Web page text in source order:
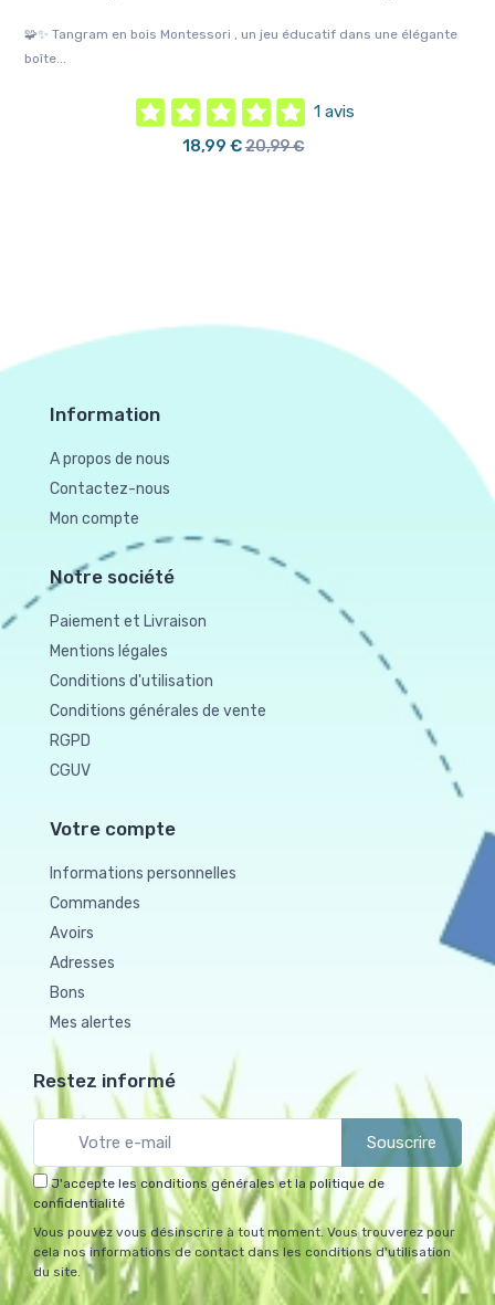
🧩✨ Tangram en bois Montessori , un jeu éducatif dans une élégante
boîte...
1 avis
18,99 €20,99 €
Information
A propos de nous
Contactez-nous
Mon compte
Notre société
Paiement et Livraison
Mentions légales
Conditions d'utilisation
Conditions générales de vente
RGPD
CGUV
Votre compte
Informations personnelles
Commandes
Avoirs
Adresses
Bons
Mes alertes
Restez informé
Souscrire
J'accepte les conditions générales et la politique de
confidentialité
Vous pouvez vous désinscrire à tout moment. Vous trouverez pour
cela nos informations de contact dans les conditions d'utilisation
du site.